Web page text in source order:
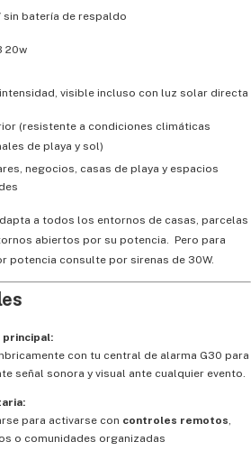
sin batería de respaldo
20w
visible incluso con luz solar directa
(resistente a condiciones climáticas
de playa y sol)
negocios, casas de playa y espacios
a todos los entornos de casas, parcelas
abiertos por su potencia. Pero para
potencia consulte por sirenas de 30W.
con tu central de alarma G30 para
señal sonora y visual ante cualquier evento.
para activarse con controles remotos,
o comunidades organizadas